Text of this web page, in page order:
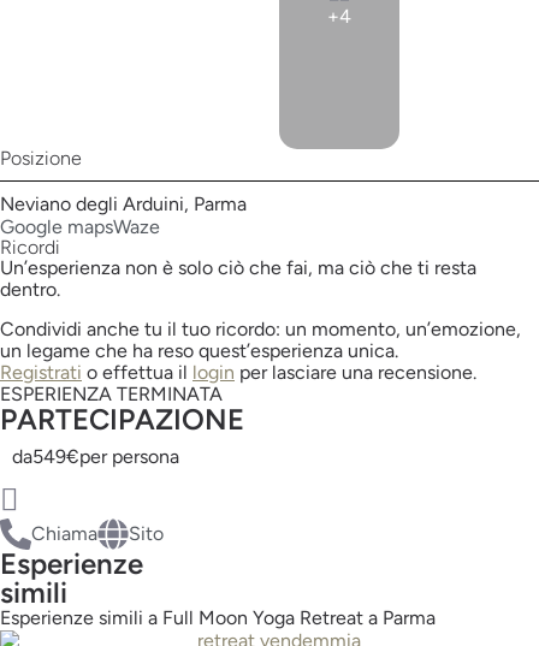
+4
Posizione
Neviano degli Arduini, Parma
Google mapsWaze
Ricordi
Un’esperienza non è solo ciò che fai, ma ciò che ti resta
dentro.
Condividi anche tu il tuo ricordo: un momento, un’emozione,
un legame che ha reso quest’esperienza unica.
Registrati o effettua il login per lasciare una recensione.
ESPERIENZA TERMINATA
PARTECIPAZIONE
da549€per persona
Chiama Sito
Esperienze
simili
Esperienze simili a Full Moon Yoga Retreat a Parma